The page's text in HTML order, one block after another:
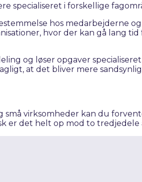
specialiseret i forskellige
hos medarbejderne
hvor der kan gå lang
og løser opgaver
at det bliver mere
virksomheder kan du
er det helt op mod to tredjedele